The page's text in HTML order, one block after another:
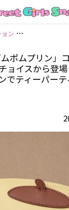
ン 【写真 1/15】「
ムポムプリン」
ョイスから登
でティーパー